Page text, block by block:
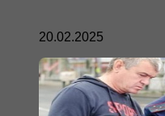
20.02.2025